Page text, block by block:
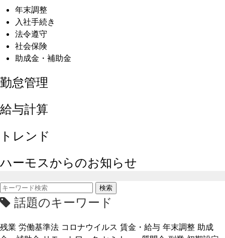
年末調整
入社手続き
法令遵守
社会保険
助成金・補助金
勤怠管理
給与計算
トレンド
ハーモスからのお知らせ
検索
話題のキーワード
残業 労働基準法 コロナウイルス 賃金・給与 年末調整 助成